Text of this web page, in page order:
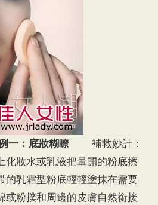
：底妝糊瞭 補救妙計：
化妝水或乳液把暈開的粉底擦
的乳霜型粉底輕輕塗抹在需要
或粉撲和周邊的皮膚自然銜接